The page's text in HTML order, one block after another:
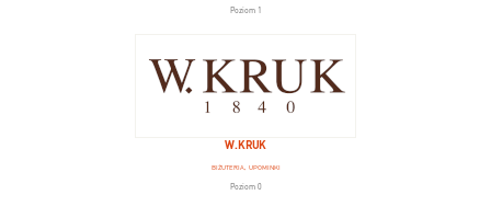
Poziom 1
W. KRUK
BIŻUTERIA, UPOMINKI
Poziom 0